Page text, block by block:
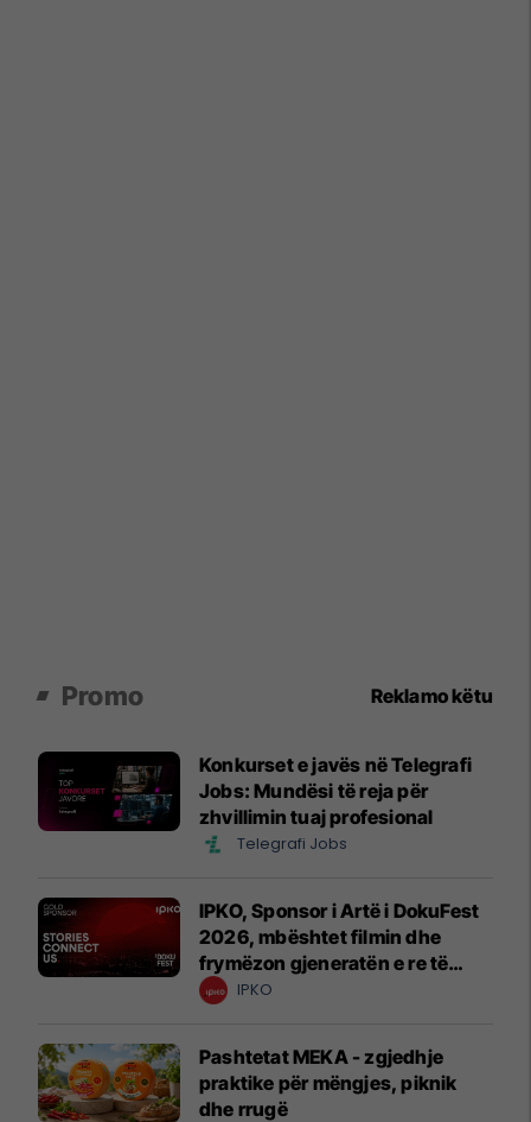
Promo Reklamo këtu
Konkurset e javës në Telegrafi
Jobs: Mundësi të reja për
zhvillimin tuaj profesional
Telegrafi Jobs
IPKO, Sponsor i Artë i DokuFest
2026, mbështet filmin dhe
frymëzon gjeneratën e re të
krijuesve
IPKO
Pashtetat MEKA - zgjedhje
praktike për mëngjes, piknik
dhe rrugë